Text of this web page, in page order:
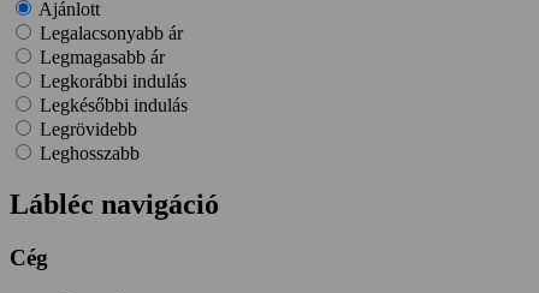
Ajánlott
Legalacsonyabb ár
Legmagasabb ár
Legkorábbi indulás
Legkésőbbi indulás
Legrövidebb
Leghosszabb
Lábléc navigáció
Cég